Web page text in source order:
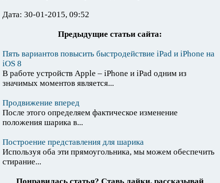
Дата: 30-01-2015, 09:52
Предыдущие статьи сайта:
Пять вариантов повысить быстродействие iPad и iPhone на
iOS 8
В работе устройств Apple – iPhone и iPad одним из
значимых моментов является...
Продвижение вперед
После этого определяем фактическое изменение
положения шарика в...
Построение представления для шарика
Используя оба эти прямоугольника, мы можем обеспечить
стирание...